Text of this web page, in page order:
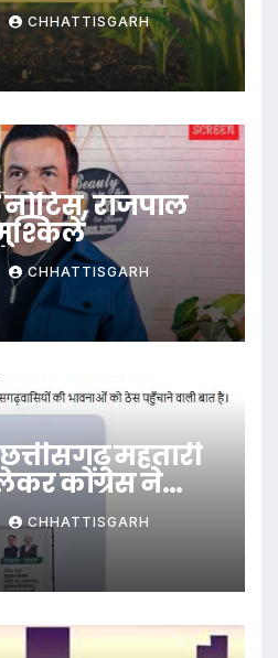
CHHATTISGARH
राजपाल
CHHATTISGARH
छत्तीसगढ़ महतारी
कोंग्रेस ने
CHHATTISGARH